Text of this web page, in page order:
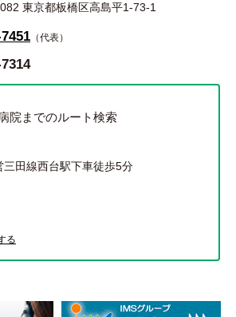
東京都板橋区高島平1-73-1
（代表）
院までのルート検索
三田線西台駅下車徒歩5分
る